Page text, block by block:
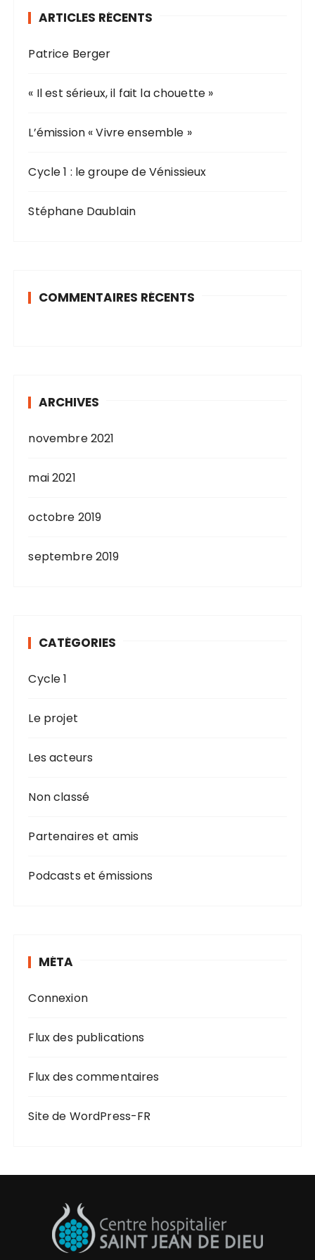
c
e
o
r
ARTICLES RÉCENTS
Patrice Berger
« Il est sérieux, il fait la chouette »
L’émission « Vivre ensemble »
Cycle 1 : le groupe de Vénissieux
Stéphane Daublain
COMMENTAIRES RÉCENTS
ARCHIVES
novembre 2021
mai 2021
octobre 2019
septembre 2019
CATÉGORIES
Cycle 1
Le projet
Les acteurs
Non classé
Partenaires et amis
Podcasts et émissions
MÉTA
Connexion
Flux des publications
Flux des commentaires
Site de WordPress-FR